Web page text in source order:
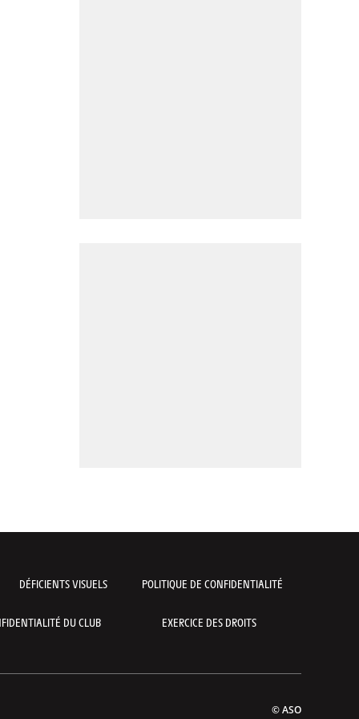
DÉFICIENTS VISUELS POLITIQUE DE CONFIDENTIALITÉ
DU CLUB EXERCICE DES DROITS
© ASO